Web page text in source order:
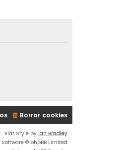
Borrar cookies
Flat Style by Ian Bradley
© phpBB Limited